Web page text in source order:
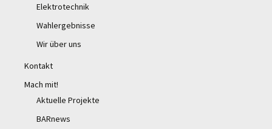
Elektrotechnik
Wahlergebnisse
Wir über uns
Kontakt
Mach mit!
Aktuelle Projekte
BARnews